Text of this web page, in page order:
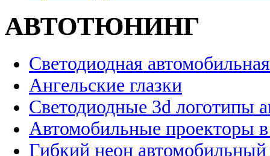
АВТОТЮНИНГ
Светодиодная
Ангельские глазки
Светодиодные 3d логотипы
Автомобильные проекторы
Гибкий неон автомобильный